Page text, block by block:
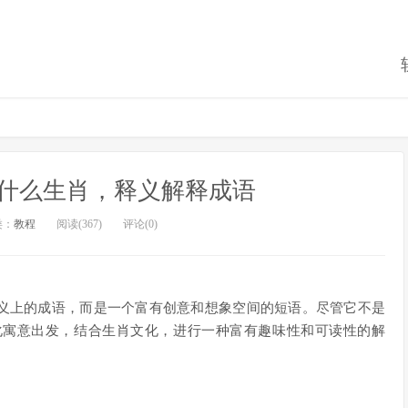
么生肖，释义解释成语
教程 阅读(367) 评论(0)
上的成语，而是一个富有创意和想象空间的短语。尽管它不是
意出发，结合生肖文化，进行一种富有趣味性和可读性的解